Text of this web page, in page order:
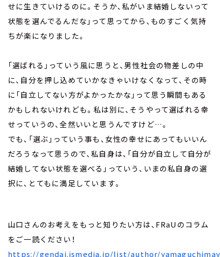
せに生きていけるのに。そうか、私がいま結婚しないって
状態を選んでるんだな」って思ってから、ものすごく気持
ちが楽になりました。
「選ばれる」っていう風に思うと、男性社会の物差しの中
に、自分を押し込めていかなきゃいけなくなって、その時
に「自立してない方がよかったかな」って思う瞬間もある
かもしれないけれども。私は別に、そうやって選ばれる幸
せっていうの、全然いいと思うんですけど…。
でも、「選ぶ」っていう事も、女性の幸せにあってもいいん
だろうなって思うので、私自身は、「自分が自立して自分が
結婚してない状態を選べる」っていう、いまの私自身の選
択に、とてもに満足しています。
山口さんのお考えをもっと知りたい方は、FRaUのコラム
をご一読ください！
https://gendai.ismedia.jp/list/author/